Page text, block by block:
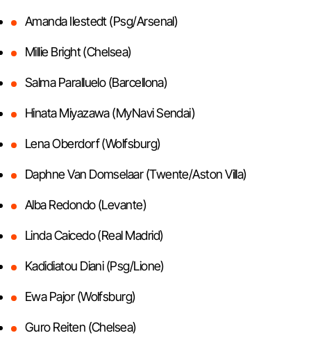
Amanda Ilestedt (Psg/Arsenal)
Millie Bright (Chelsea)
Salma Paralluelo (Barcellona)
Hinata Miyazawa (MyNavi Sendai)
Lena Oberdorf (Wolfsburg)
Daphne Van Domselaar (Twente/Aston Villa)
Alba Redondo (Levante)
Linda Caicedo (Real Madrid)
Kadidiatou Diani (Psg/Lione)
Ewa Pajor (Wolfsburg)
Guro Reiten (Chelsea)